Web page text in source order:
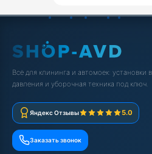
Всё для клининга и автомоек: установки
давления и уборочная техника под ключ.
Яндекс Отзывы 5.0
Заказать звонок